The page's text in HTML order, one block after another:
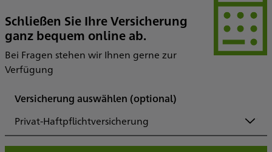
Schließen Sie Ihre Versicherung
ganz bequem online ab.
Bei Fragen stehen wir Ihnen gerne zur
Verfügung
Versicherung auswählen (optional)
Privat-Haftpflichtversicherung